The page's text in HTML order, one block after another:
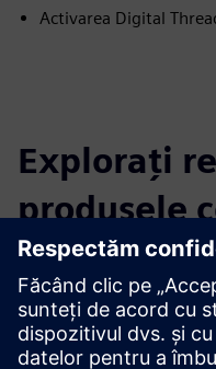
Activarea Digital
Explorați
produsele
Informații și
Mai multe informații